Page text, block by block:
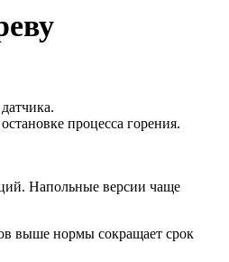
процесса горения.
Напольные версии чаще
выше нормы сокращает срок